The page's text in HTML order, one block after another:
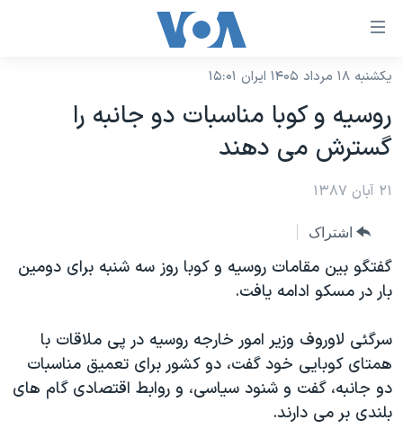
لینکهای
دسترسی
جهش
به
محتوای
اصلی
جهش
صفحه
اصلی
جهش
جستجو
نسخه سبک وب‌سایت
موضوع ها
ایران
آمریکا
جهان
ورزشی
ویژه برنامه‌ها
ویدیوها
فرهنگ و زندگی
برنامه های تلویزیونی
جدول برنامه ها
صفحه‌های ویژه
جام جهانی ۲۰۲۶
۲۵۰سالگی آمریکا
بایگانی برنامه‌های تلویزیونی
مستندها
فرکانس‌های صدای آمریکا
یادگیری زبان انگلیسی
دنبال کنید
یکشنبه ۱۸ مرداد ۱۴۰۵ ایران ۱۵:۰۱
روسیه و کوبا مناسبات دو جانبه را
گسترش می دهند
۲۱ آبان ۱۳۸۷
اشتراک
گفتگو بین مقامات روسیه و کوبا روز سه شنبه برای دومین
بار در مسکو ادامه یافت.
سرگئی لاوروف وزیر امور خارجه روسیه در پی ملاقات با
همتای کوبايی خود گفت، دو کشور برای تعمیق مناسبات
دو جانبه، گفت و شنود سیاسی، و روابط اقتصادی گام های
بلندی بر می دارند.